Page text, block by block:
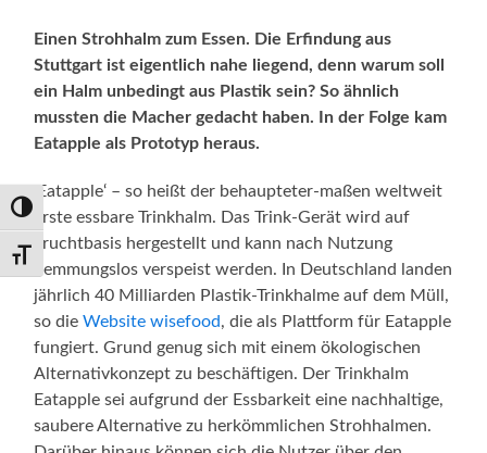
Umschalten auf hohe Kontraste
Schrift vergrößern
Einen Strohhalm zum Essen. Die Erfindung aus
Stuttgart ist eigentlich nahe liegend, denn warum soll
ein Halm unbedingt aus Plastik sein? So ähnlich
mussten die Macher gedacht haben. In der Folge kam
Eatapple als Prototyp heraus.
‚Eatapple‘ – so heißt der behaupteter-maßen weltweit
erste essbare Trinkhalm. Das Trink-Gerät wird auf
Fruchtbasis hergestellt und kann nach Nutzung
hemmungslos verspeist werden. In Deutschland landen
jährlich 40 Milliarden Plastik-Trinkhalme auf dem Müll,
so dieWebsite wisefood, die als Plattform für Eatapple
fungiert. Grund genug sich mit einem ökologischen
Alternativkonzept zu beschäftigen. Der Trinkhalm
Eatapple sei aufgrund der Essbarkeit eine nachhaltige,
saubere Alternative zu herkömmlichen Strohhalmen.